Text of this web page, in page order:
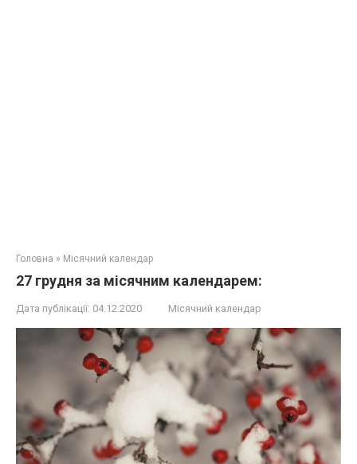
Головна » Місячний календар
27 грудня за місячним календарем:
Дата публікації: 04.12.2020 Місячний календар